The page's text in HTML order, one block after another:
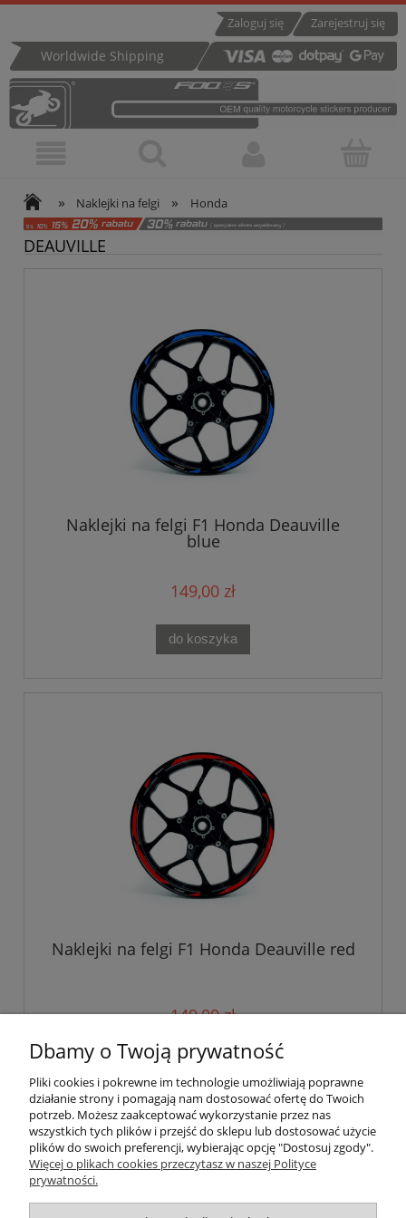
Zarejestruj się
Zaloguj się
Worldwide Shipping
» Naklejki na felgi » Honda
DEAUVILLE
Naklejki na felgi F1 Honda Deauville
blue
149,00 zł
do koszyka
Naklejki na felgi F1 Honda Deauville red
149,00 zł
do koszyka
Pomoc
Dbamy o Twoją prywatność
Pliki cookies i pokrewne im technologie umożliwiają poprawne
działanie strony i pomagają nam dostosować ofertę do Twoich
potrzeb. Możesz zaakceptować wykorzystanie przez nas
wszystkich tych plików i przejść do sklepu lub dostosować użycie
plików do swoich preferencji, wybierając opcję "Dostosuj zgody".
Więcej o plikach cookies przeczytasz w naszej Polityce
prywatności.